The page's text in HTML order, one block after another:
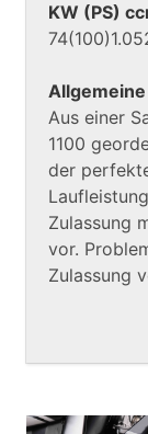
KW (PS)
Aus einer
1100
der
Zulassung
vor.
Zulassung